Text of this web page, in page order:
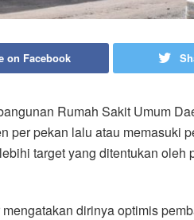
on Facebook
Rumah Sakit Umum
per pekan lalu atau memasuki
target yang ditentukan oleh
dirinya optimis